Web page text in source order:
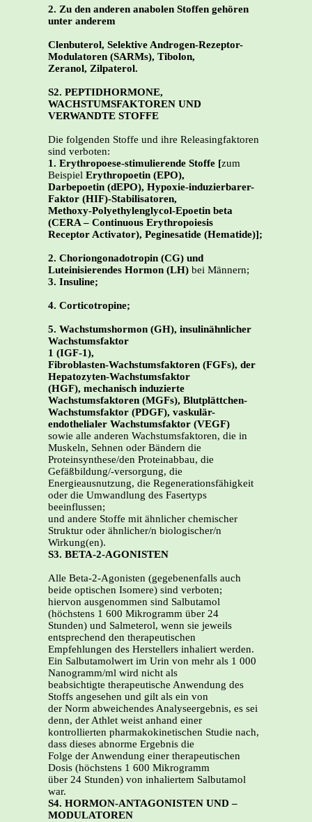
2. Zu den anderen anabolen Stoffen gehören
unter anderem
Clenbuterol, Selektive Androgen-Rezeptor-
Modulatoren (SARMs), Tibolon,
Zeranol, Zilpaterol.
S2. PEPTIDHORMONE,
WACHSTUMSFAKTOREN UND
VERWANDTE STOFFE
Die folgenden Stoffe und ihre Releasingfaktoren
sind verboten:
1. Erythropoese-stimulierende Stoffe [zum
Beispiel Erythropoetin (EPO),
Darbepoetin (dEPO), Hypoxie-induzierbarer-
Faktor (HIF)-Stabilisatoren,
Methoxy-Polyethylenglycol-Epoetin beta
(CERA – Continuous Erythropoiesis
Receptor Activator), Peginesatide (Hematide)];
2. Choriongonadotropin (CG) und
Luteinisierendes Hormon (LH) bei Männern;
3. Insuline;
4. Corticotropine;
5. Wachstumshormon (GH), insulinähnlicher
Wachstumsfaktor
1 (IGF-1),
Fibroblasten-Wachstumsfaktoren (FGFs), der
Hepatozyten-Wachstumsfaktor
(HGF), mechanisch induzierte
Wachstumsfaktoren (MGFs), Blutplättchen-
Wachstumsfaktor (PDGF), vaskulär-
endothelialer Wachstumsfaktor (VEGF)
sowie alle anderen Wachstumsfaktoren, die in
Muskeln, Sehnen oder Bändern die
Proteinsynthese/den Proteinabbau, die
Gefäßbildung/-versorgung, die
Energieausnutzung, die Regenerationsfähigkeit
oder die Umwandlung des Fasertyps
beeinflussen;
und andere Stoffe mit ähnlicher chemischer
Struktur oder ähnlicher/n biologischer/n
Wirkung(en).
S3. BETA-2-AGONISTEN
Alle Beta-2-Agonisten (gegebenenfalls auch
beide optischen Isomere) sind verboten;
hiervon ausgenommen sind Salbutamol
(höchstens 1 600 Mikrogramm über 24
Stunden) und Salmeterol, wenn sie jeweils
entsprechend den therapeutischen
Empfehlungen des Herstellers inhaliert werden.
Ein Salbutamolwert im Urin von mehr als 1 000
Nanogramm/ml wird nicht als
beabsichtigte therapeutische Anwendung des
Stoffs angesehen und gilt als ein von
der Norm abweichendes Analyseergebnis, es sei
denn, der Athlet weist anhand einer
kontrollierten pharmakokinetischen Studie nach,
dass dieses abnorme Ergebnis die
Folge der Anwendung einer therapeutischen
Dosis (höchstens 1 600 Mikrogramm
über 24 Stunden) von inhaliertem Salbutamol
war.
S4. HORMON-ANTAGONISTEN UND –
MODULATOREN